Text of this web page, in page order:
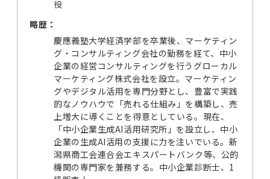
役
略歴：
慶應義塾大学経済学部を卒業後、マーケティン
グ・コンサルティング会社の勤務を経て、中小
企業の経営コンサルティングを行うグローカル
マーケティング株式会社を設立。マーケティン
グやデジタル活用を専門分野とし、豊富で実践
的なノウハウで「売れる仕組み」を構築し、売
上増大に導くことを得意としている。現在、
「中小企業生成AI活用研究所」を設立し、中小
企業の生成AI活用の支援に力を注いでいる。新
潟県商工会連合会エキスパートバンク等、公的
機関の専門家を兼務する。中小企業診断士、1